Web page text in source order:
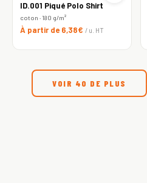
ID.001 Piqué Polo Shirt
coton · 180 g/m²
À partir de 6,38€ / u. HT
VOIR 40 DE PLUS